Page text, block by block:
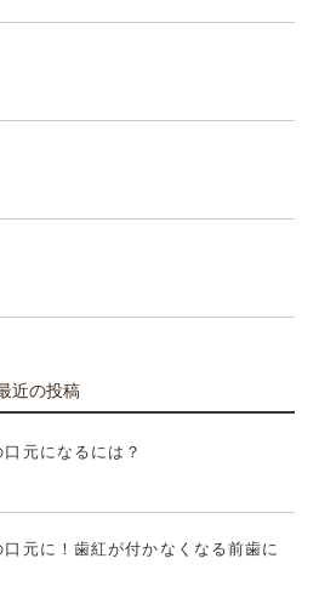
近の投稿
元になるには？
元に！歯紅が付かなくなる前歯に